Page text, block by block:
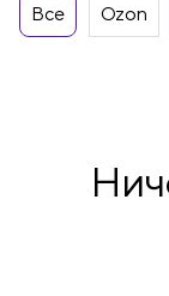
Все Ozon